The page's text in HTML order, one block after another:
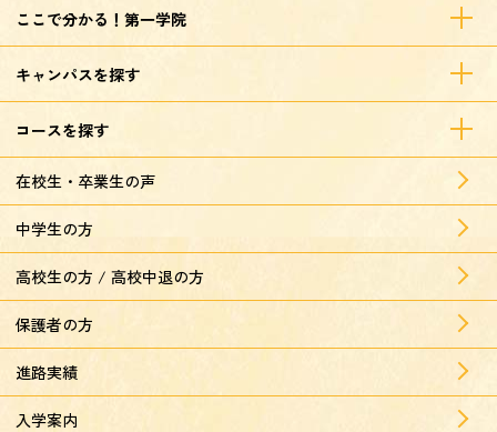
ここで分かる！第一学院
キャンパスを探す
コースを探す
在校生・卒業生の声
中学生の方
高校生の方 / 高校中退の方
保護者の方
進路実績
入学案内